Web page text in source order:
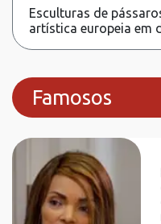
Esculturas de
artística europeia em
Famosos